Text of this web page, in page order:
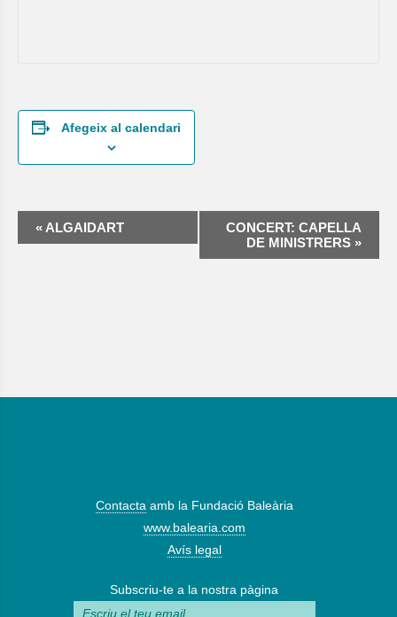
Afegeix al calendari
d'Esdeveniment
« ALGAIDART
CONCERT: CAPELLA
DE MINISTRERS »
Contacta amb la Fundació Baleària
www.balearia.com
Avís legal
Subscriu-te a la nostra pàgina